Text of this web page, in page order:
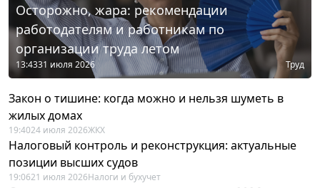
Осторожно, жара: рекомендации
работодателям и работникам по
организации труда летом
13:4331 июля 2026 Труд
Закон о тишине: когда можно и нельзя шуметь в
жилых домах
19:4024 июля 2026ЖКХ
Налоговый контроль и реконструкция: актуальные
позиции высших судов
19:0621 июля 2026Налоги и бухучет